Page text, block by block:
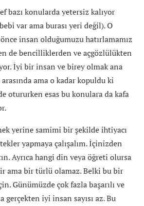
bazı konularda yetersiz kalıyor
var ama burası yeri değil). O
insan olduğumuzu hatırlamamız
de bencilliklerden ve açgözlülükten
İyi bir insan ve birey olmak ana
ama o kadar kopuldu ki
otururken esas bu konulara da kafa
yerine samimi bir şekilde ihtiyacı
yapmaya çalışalım. İçinizden
Ayrıca hangi din veya öğreti olursa
ama bir türlü olamaz. Belki bu bir
Günümüzde çok fazla başarılı ve
gerçekten iyi insan sayısı az. Bu